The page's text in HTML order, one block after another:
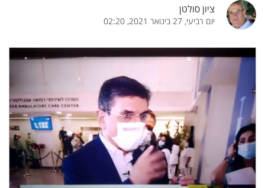
ציון סולטן
יום רביעי, 27 בינואר 2021, 02:20